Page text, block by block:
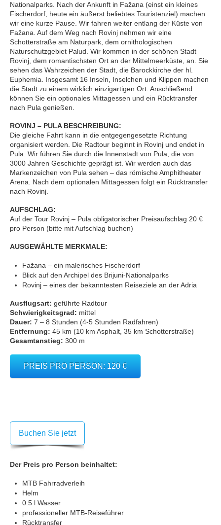
Nationalparks. Nach der Ankunft in Fažana (einst ein kleines
Fischerdorf, heute ein äußerst beliebtes Touristenziel) machen
wir eine kurze Pause. Wir fahren weiter entlang der Küste von
Fažana. Auf dem Weg nach Rovinj nehmen wir eine
Schotterstraße am Naturpark, dem ornithologischen
Naturschutzgebiet Palud. Wir kommen in der schönen Stadt
Rovinj, dem romantischsten Ort an der Mittelmeerküste, an. Sie
sehen das Wahrzeichen der Stadt, die Barockkirche der hl.
Euphemia. Insgesamt 16 Inseln, Inselchen und Klippen machen
die Stadt zu einem wirklich einzigartigen Ort. Anschließend
können Sie ein optionales Mittagessen und ein Rücktransfer
nach Pula genießen.
ROVINJ – PULA BESCHREIBUNG:
Die gleiche Fahrt kann in die entgegengesetzte Richtung
organisiert werden. Die Radtour beginnt in Rovinj und endet in
Pula. Wir führen Sie durch die Innenstadt von Pula, die von
3000 Jahren Geschichte geprägt ist. Wir werden auch das
Markenzeichen von Pula sehen – das römische Amphitheater
Arena. Nach dem optionalen Mittagessen folgt ein Rücktransfer
nach Rovinj.
AUFSCHLAG:
Auf der Tour Rovinj – Pula obligatorischer Preisaufschlag 20 €
pro Person (bitte mit Aufschlag buchen)
AUSGEWÄHLTE MERKMALE:
Fažana – ein malerisches Fischerdorf
Blick auf den Archipel des Brijuni-Nationalparks
Rovinj – eines der bekanntesten Reiseziele an der Adria
Ausflugsart: geführte Radtour
Schwierigkeitsgrad: mittel
Dauer: 7 – 8 Stunden (4-5 Stunden Radfahren)
Entfernung: 45 km (10 km Asphalt, 35 km Schotterstraße)
Gesamtanstieg: 300 m
PREIS PRO PERSON: 120 €
Buchen Sie jetzt
Der Preis pro Person beinhaltet:
MTB Fahrradverleih
Helm
0.5 l Wasser
professioneller MTB-Reiseführer
Rücktransfer